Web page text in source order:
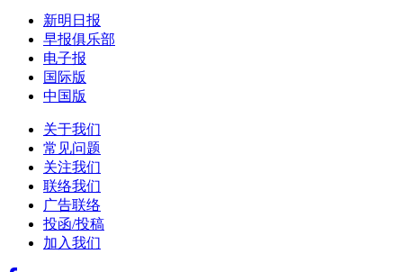
新明日报
早报俱乐部
电子报
国际版
中国版
关于我们
常见问题
关注我们
联络我们
广告联络
投函/投稿
加入我们